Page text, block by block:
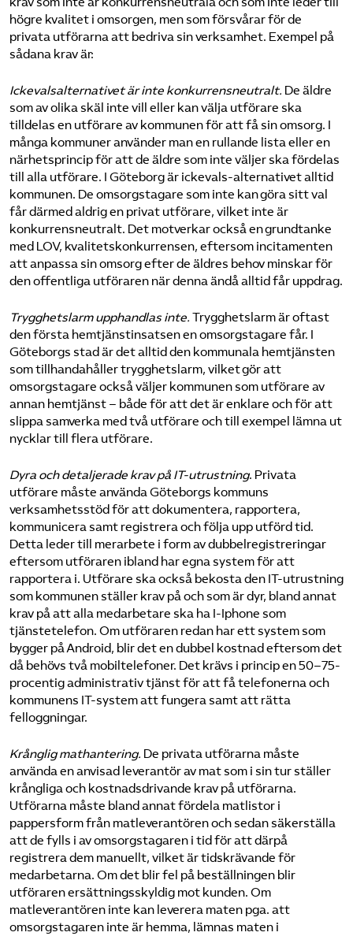
högre kvalitet i omsorgen, men som försvårar för de
privata utförarna att bedriva sin verksamhet. Exempel på
sådana krav är:
Ickevalsalternativet är inte konkurrensneutralt. De äldre
som av olika skäl inte vill eller kan välja utförare ska
tilldelas en utförare av kommunen för att få sin omsorg. I
många kommuner använder man en rullande lista eller en
närhetsprincip för att de äldre som inte väljer ska fördelas
till alla utförare. I Göteborg är ickevals-alternativet alltid
kommunen. De omsorgstagare som inte kan göra sitt val
får därmed aldrig en privat utförare, vilket inte är
konkurrensneutralt. Det motverkar också en grundtanke
med LOV, kvalitetskonkurrensen, eftersom incitamenten
att anpassa sin omsorg efter de äldres behov minskar för
den offentliga utföraren när denna ändå alltid får uppdrag.
Trygghetslarm upphandlas inte. Trygghetslarm är oftast
den första hemtjänstinsatsen en omsorgstagare får. I
Göteborgs stad är det alltid den kommunala hemtjänsten
som tillhandahåller trygghetslarm, vilket gör att
omsorgstagare också väljer kommunen som utförare av
annan hemtjänst – både för att det är enklare och för att
slippa samverka med två utförare och till exempel lämna ut
nycklar till flera utförare.
Dyra och detaljerade krav på IT-utrustning. Privata
utförare måste använda Göteborgs kommuns
verksamhetsstöd för att dokumentera, rapportera,
kommunicera samt registrera och följa upp utförd tid.
Detta leder till merarbete i form av dubbelregistreringar
eftersom utföraren ibland har egna system för att
rapportera i. Utförare ska också bekosta den IT-utrustning
som kommunen ställer krav på och som är dyr, bland annat
krav på att alla medarbetare ska ha I-Iphone som
tjänstetelefon. Om utföraren redan har ett system som
bygger på Android, blir det en dubbel kostnad eftersom det
då behövs två mobiltelefoner. Det krävs i princip en 50–75-
procentig administrativ tjänst för att få telefonerna och
kommunens IT-system att fungera samt att rätta
felloggningar.
Krånglig mathantering. De privata utförarna måste
använda en anvisad leverantör av mat som i sin tur ställer
krångliga och kostnadsdrivande krav på utförarna.
Utförarna måste bland annat fördela matlistor i
pappersform från matleverantören och sedan säkerställa
att de fylls i av omsorgstagaren i tid för att därpå
registrera dem manuellt, vilket är tidskrävande för
medarbetarna. Om det blir fel på beställningen blir
utföraren ersättningsskyldig mot kunden. Om
matleverantören inte kan leverera maten pga. att
omsorgstagaren inte är hemma, lämnas maten i